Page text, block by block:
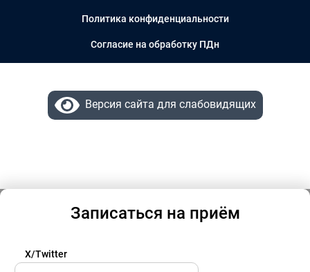
Политика конфиденциальности
Согласие на обработку ПДн
Версия сайта для слабовидящих
Записаться на приём
X/Twitter